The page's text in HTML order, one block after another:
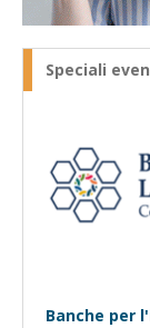
Speciali
Banche per